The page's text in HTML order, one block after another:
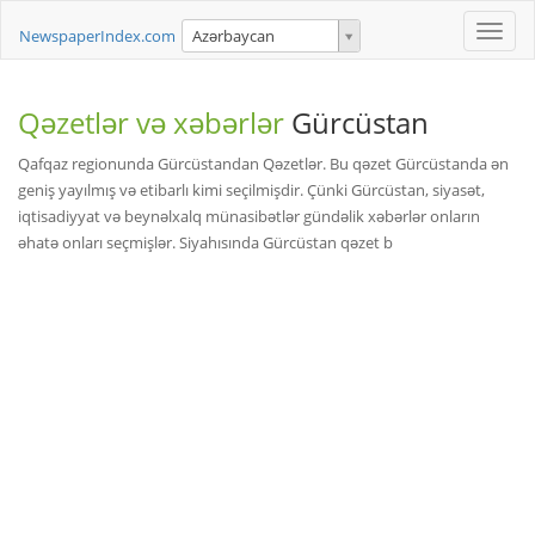
Toggle
NewspaperIndex.com Azərbaycan
Qəzetlər və xəbərlər Gürcüstan
Qafqaz regionunda Gürcüstandan Qəzetlər. Bu qəzet Gürcüstanda ən
geniş yayılmış və etibarlı kimi seçilmişdir. Çünki Gürcüstan, siyasət,
iqtisadiyyat və beynəlxalq münasibətlər gündəlik xəbərlər onların
əhatə onları seçmişlər. Siyahısında Gürcüstan qəzet b